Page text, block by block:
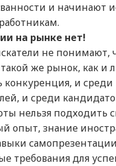
и начинают
на рынке нет!
не понимают,
такой же рынок, как и
конкуренция, и среди
и среди
нельзя подходить
опыт, знание
требования для